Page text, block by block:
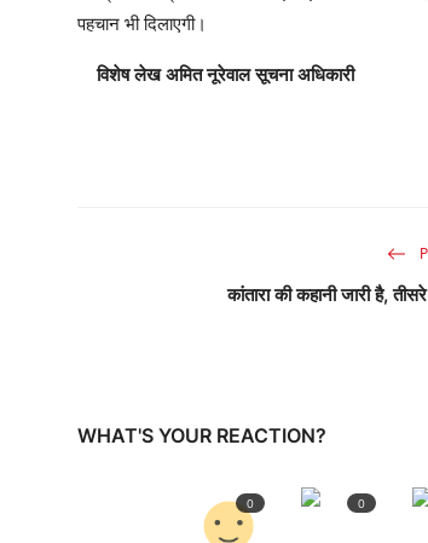
पहचान भी दिलाएगी।
विशेष लेख अमित नूरेवाल सूचना अधिकारी
कांतारा की कहानी जारी है,
WHAT'S YOUR REACTION?
0 0